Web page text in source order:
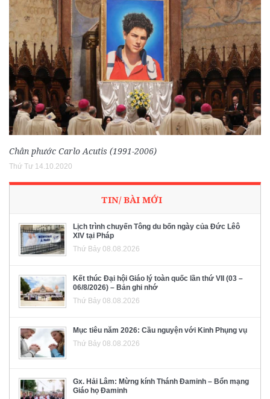
Chân phước Carlo Acutis (1991-2006)
Thứ Tư 14.10.2020
TIN/ BÀI MỚI
Lịch trình chuyến Tông du bốn ngày của Đức Lêô
XIV tại Pháp
Thứ Bảy 08.08.2026
Kết thúc Đại hội Giáo lý toàn quốc lần thứ VII (03 –
06/8/2026) – Bản ghi nhớ
Thứ Bảy 08.08.2026
Mục tiêu năm 2026: Cầu nguyện với Kinh Phụng vụ
Thứ Bảy 08.08.2026
Gx. Hải Lâm: Mừng kính Thánh Đaminh – Bổn mạng
Giáo họ Đaminh